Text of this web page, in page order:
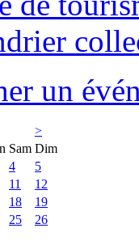
un
>
Sam Dim
4
5
11
12
18
19
25
26